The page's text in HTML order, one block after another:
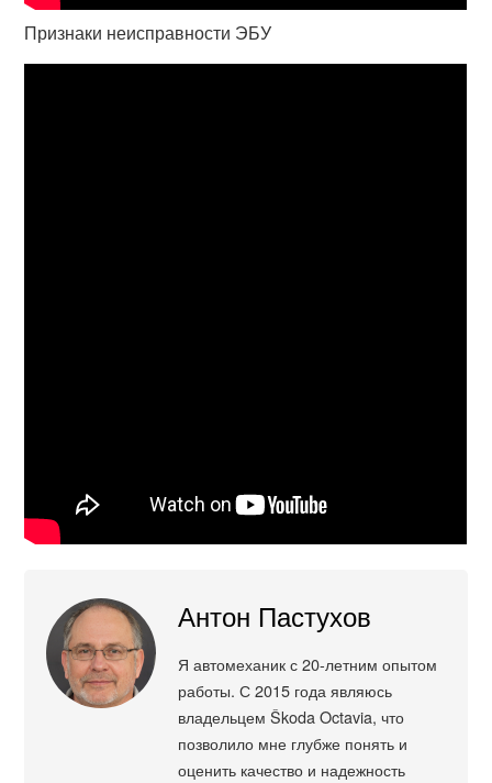
Признаки неисправности ЭБУ
Антон Пастухов
Я автомеханик с 20-летним опытом
работы. С 2015 года являюсь
владельцем Škoda Octavia, что
позволило мне глубже понять и
оценить качество и надежность